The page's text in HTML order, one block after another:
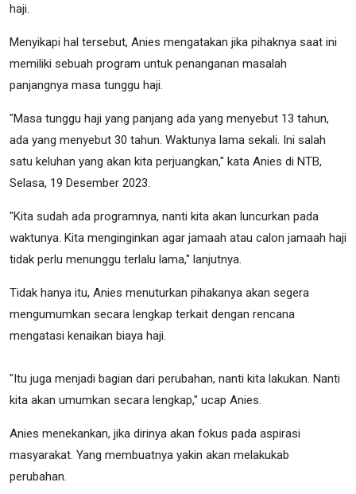
haji.
Menyikapi hal tersebut, Anies mengatakan jika pihaknya saat ini
memiliki sebuah program untuk penanganan masalah
panjangnya masa tunggu haji.
"Masa tunggu haji yang panjang ada yang menyebut 13 tahun,
ada yang menyebut 30 tahun. Waktunya lama sekali. Ini salah
satu keluhan yang akan kita perjuangkan," kata Anies di NTB,
Selasa, 19 Desember 2023.
"Kita sudah ada programnya, nanti kita akan luncurkan pada
waktunya. Kita menginginkan agar jamaah atau calon jamaah haji
tidak perlu menunggu terlalu lama," lanjutnya.
Tidak hanya itu, Anies menuturkan pihakanya akan segera
mengumumkan secara lengkap terkait dengan rencana
mengatasi kenaikan biaya haji.
"Itu juga menjadi bagian dari perubahan, nanti kita lakukan. Nanti
kita akan umumkan secara lengkap," ucap Anies.
Anies menekankan, jika dirinya akan fokus pada aspirasi
masyarakat. Yang membuatnya yakin akan melakukab
perubahan.